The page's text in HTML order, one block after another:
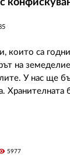
които са
на
У нас ще
Хранителната
5977